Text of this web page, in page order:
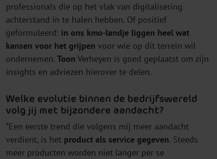
professionals die op het vlak van digitalisering
achterstand in te halen hebben. Of positief
geformuleerd: in ons kmo-landje liggen heel wat
kansen voor het grijpen voor wie op dit terrein wil
ondernemen. Toon Verheyen is goed geplaatst om zijn
insights en adviezen hierover te delen.
Welke evolutie binnen de bedrijfswereld
volg jij met bijzondere aandacht?
“Een eerste trend die volgens mij meer aandacht
verdient, is het product als service gegeven. Steeds
meer producten worden niet langer per se